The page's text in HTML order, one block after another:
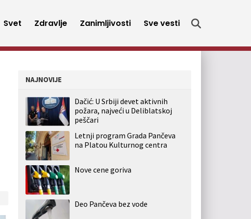
Svet Zdravlje Zanimljivosti Sve vesti
NAJNOVIJE
Dačić: U Srbiji devet aktivnih
požara, najveći u Deliblatskoj
peščari
Letnji program Grada Pančeva
na Platou Kulturnog centra
Nove cene goriva
Deo Pančeva bez vode